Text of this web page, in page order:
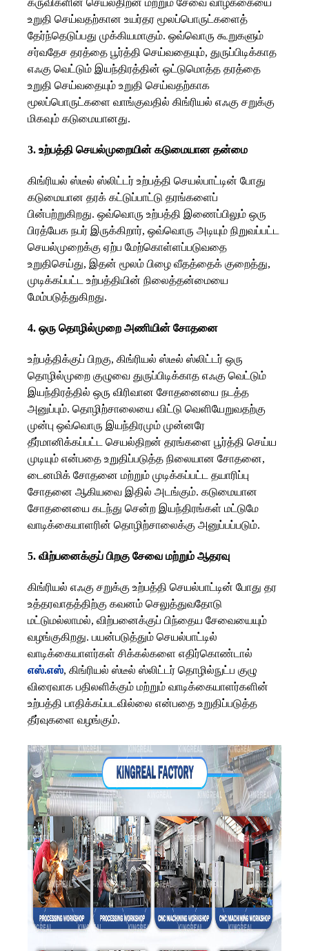
உறுதி செய்வதற்கான உயர்தர மூலப்பொருட்களைத்
தேர்ந்தெடுப்பது முக்கியமாகும். ஒவ்வொரு கூறுகளும்
சர்வதேச தரத்தை பூர்த்தி செய்வதையும், துருப்பிடிக்காத
எஃகு வெட்டும் இயந்திரத்தின் ஒட்டுமொத்த தரத்தை
உறுதி செய்வதையும் உறுதி செய்வதற்காக
மூலப்பொருட்களை வாங்குவதில் கிங்ரியல் எஃகு சறுக்கு
மிகவும் கடுமையானது.
3. உற்பத்தி செயல்முறையின் கடுமையான தன்மை
கிங்ரியல் ஸ்டீல் ஸ்லிட்டர் உற்பத்தி செயல்பாட்டின் போது
கடுமையான தரக் கட்டுப்பாட்டு தரங்களைப்
பின்பற்றுகிறது. ஒவ்வொரு உற்பத்தி இணைப்பிலும் ஒரு
பிரத்யேக நபர் இருக்கிறார், ஒவ்வொரு அடியும் நிறுவப்பட்ட
செயல்முறைக்கு ஏற்ப மேற்கொள்ளப்படுவதை
உறுதிசெய்து, இதன் மூலம் பிழை வீதத்தைக் குறைத்து,
முடிக்கப்பட்ட உற்பத்தியின் நிலைத்தன்மையை
மேம்படுத்துகிறது.
4. ஒரு தொழில்முறை அணியின் சோதனை
உற்பத்திக்குப் பிறகு, கிங்ரியல் ஸ்டீல் ஸ்லிட்டர் ஒரு
தொழில்முறை குழுவை துருப்பிடிக்காத எஃகு வெட்டும்
இயந்திரத்தில் ஒரு விரிவான சோதனையை நடத்த
அனுப்பும். தொழிற்சாலையை விட்டு வெளியேறுவதற்கு
முன்பு ஒவ்வொரு இயந்திரமும் முன்னரே
தீர்மானிக்கப்பட்ட செயல்திறன் தரங்களை பூர்த்தி செய்ய
முடியும் என்பதை உறுதிப்படுத்த நிலையான சோதனை,
டைனமிக் சோதனை மற்றும் முடிக்கப்பட்ட தயாரிப்பு
சோதனை ஆகியவை இதில் அடங்கும். கடுமையான
சோதனையை கடந்து சென்ற இயந்திரங்கள் மட்டுமே
வாடிக்கையாளரின் தொழிற்சாலைக்கு அனுப்பப்படும்.
5. விற்பனைக்குப் பிறகு சேவை மற்றும் ஆதரவு
கிங்ரியல் எஃகு சறுக்கு உற்பத்தி செயல்பாட்டின் போது தர
உத்தரவாதத்திற்கு கவனம் செலுத்துவதோடு
மட்டுமல்லாமல், விற்பனைக்குப் பிந்தைய சேவையையும்
வழங்குகிறது. பயன்படுத்தும் செயல்பாட்டில்
வாடிக்கையாளர்கள் சிக்கல்களை எதிர்கொண்டால்
எஸ்.எஸ், கிங்ரியல் ஸ்டீல் ஸ்லிட்டர் தொழில்நுட்ப குழு
விரைவாக பதிலளிக்கும் மற்றும் வாடிக்கையாளர்களின்
உற்பத்தி பாதிக்கப்படவில்லை என்பதை உறுதிப்படுத்த
தீர்வுகளை வழங்கும்.